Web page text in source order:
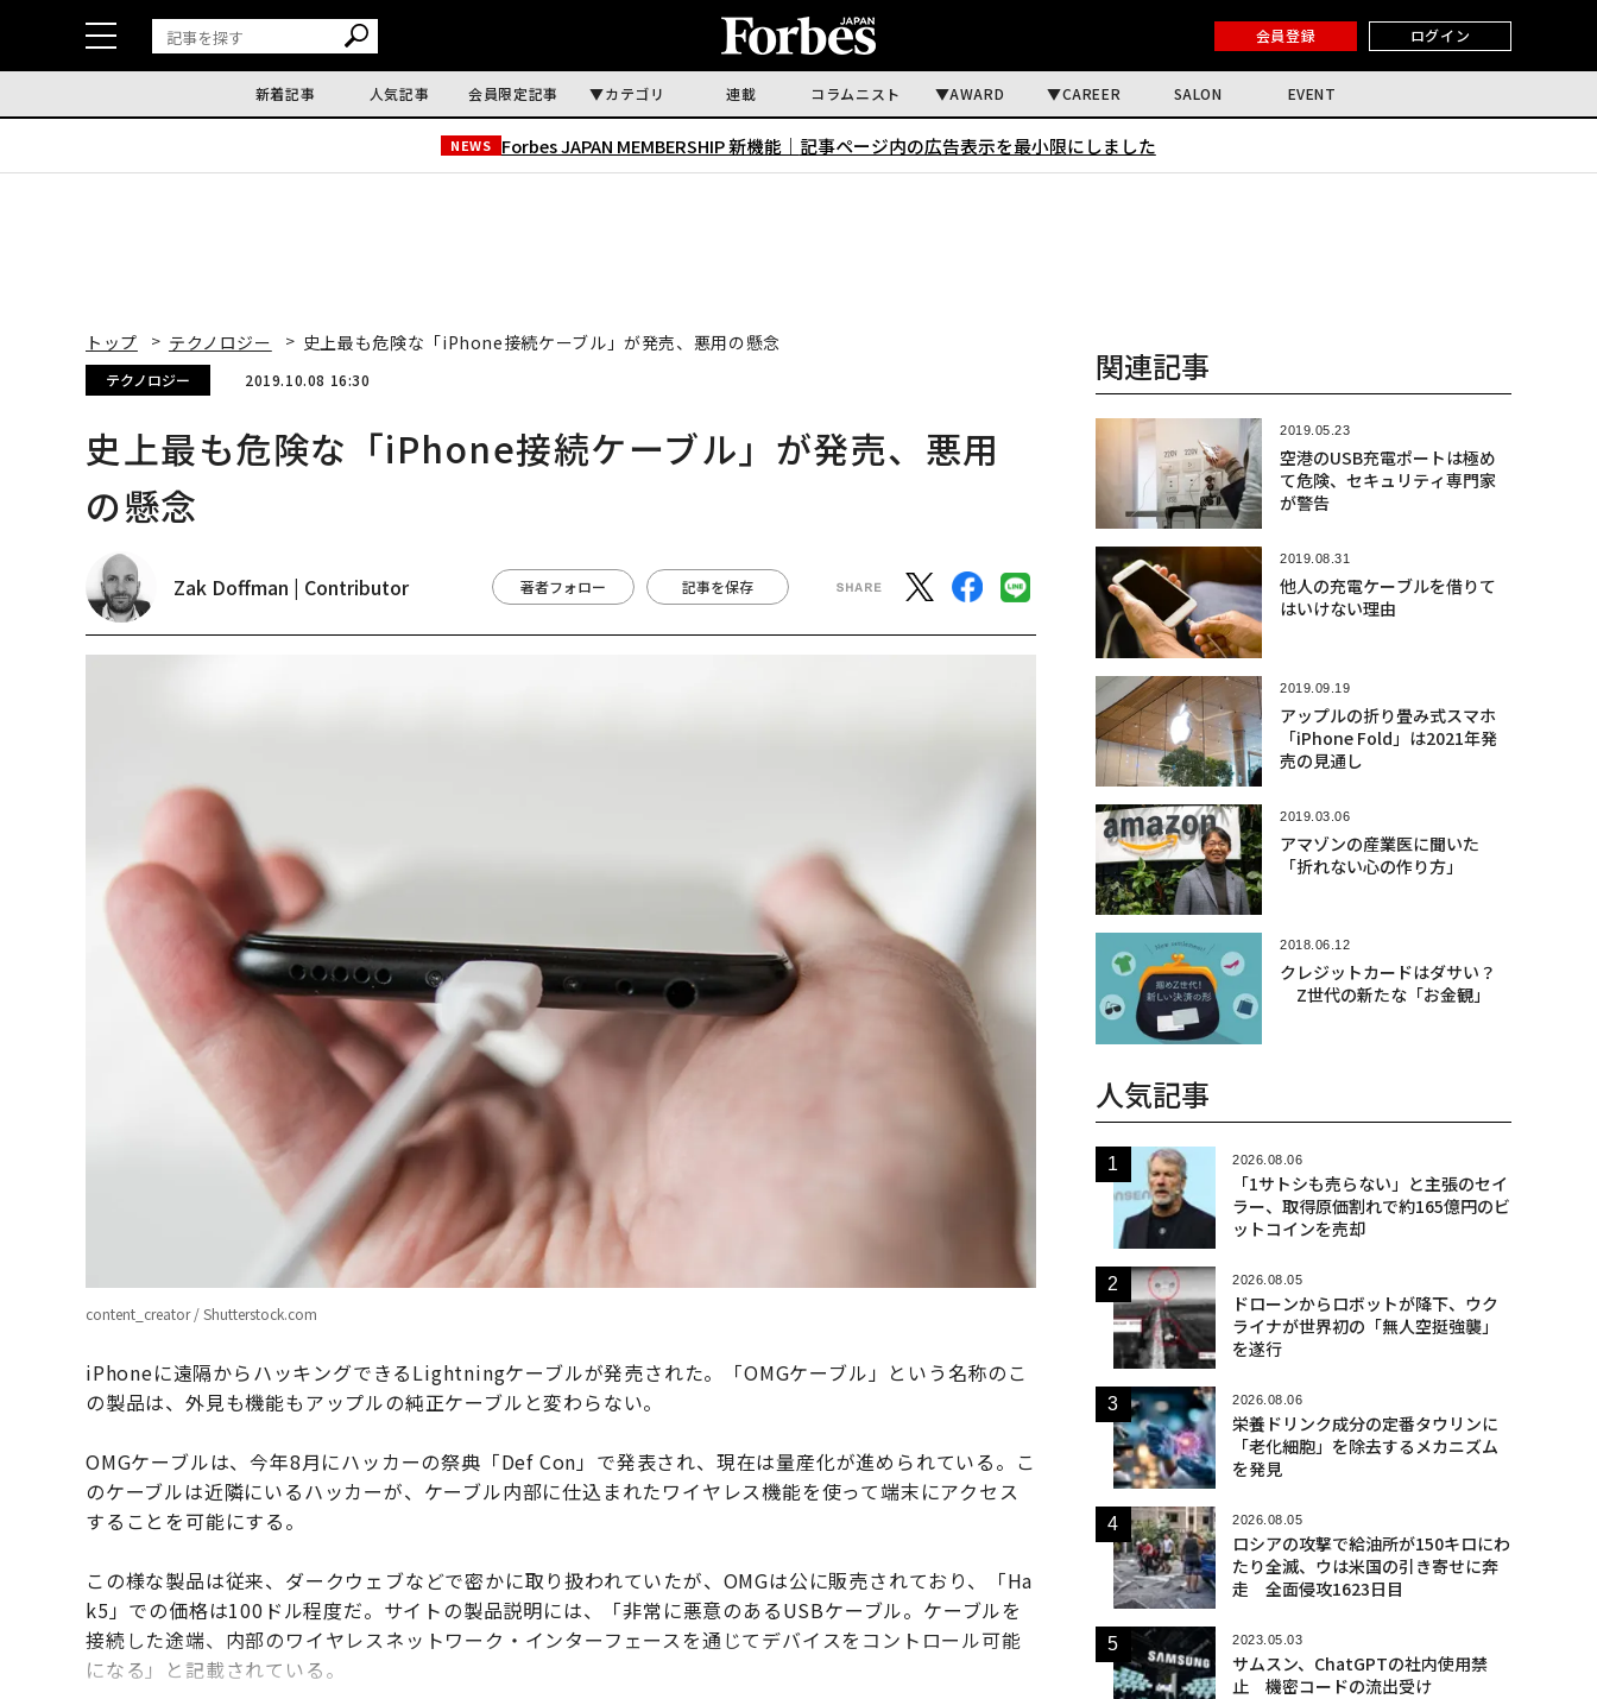
会員登録 ログイン
新着記事 人気記事 会員限定記事 カテゴリ 連載 コラムニスト AWARD CAREER SALON EVENT
NEWS Forbes JAPAN MEMBERSHIP 新機能｜ 記事ページ内の広告表示を最小限にしました
トップ テクノロジー 史上最も危険な「iPhone接続ケーブル」が発売、悪用の懸念
テクノロジー 2019.10.08 16:30
史上最も危険な「iPhone接続ケーブル」が発売、悪用
の懸念
Zak Doffman | Contributor 著者フォロー 記事を保存
content_creator / Shutterstock.com
iPhoneに遠隔からハッキングできるLightningケーブルが発売された。「OMGケーブル」という名称のこ
の製品は、外見も機能もアップルの純正ケーブルと変わらない。
OMGケーブルは、今年8月にハッカーの祭典「Def Con」で発表され、現在は量産化が進められている。こ
のケーブルは近隣にいるハッカーが、ケーブル内部に仕込まれたワイヤレス機能を使って端末にアクセス
することを可能にする。
この様な製品は従来、ダークウェブなどで密かに取り扱われていたが、OMGは公に販売されており、「Ha
k5」での価格は100ドル程度だ。サイトの製品説明には、「非常に悪意のあるUSBケーブル。ケーブルを
接続した途端、内部のワイヤレスネットワーク・インターフェースを通じてデバイスをコントロール可能
になる」と記載されている。
関連記事
2019.05.23
空港のUSB充電ポートは極め
て危険、セキュリティ専門家
が警告
2019.08.31
他人の充電ケーブルを借りて
はいけない理由
2019.09.19
アップルの折り畳み式スマホ
「iPhone Fold」は2021年発
売の見通し
2019.03.06
アマゾンの産業医に聞いた
「折れない心の作り方」
2018.06.12
クレジットカードはダサい？
Z世代の新たな「お金観」
人気記事
2026.08.06
「1サトシも売らない」と主張のセイ
ラー、取得原価割れで約165億円のビ
ットコインを売却
2026.08.05
ドローンからロボットが降下、ウク
ライナが世界初の「無人空挺強襲」
を遂行
2026.08.06
栄養ドリンク成分の定番タウリンに
「老化細胞」を除去するメカニズム
を発見
2026.08.05
ロシアの攻撃で給油所が150キロにわ
たり全滅、ウは米国の引き寄せに奔
走 全面侵攻1623日目
2023.05.03
サムスン、ChatGPTの社内使用禁
止 機密コードの流出受け